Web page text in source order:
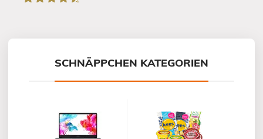
SCHNÄPPCHEN KATEGORIEN